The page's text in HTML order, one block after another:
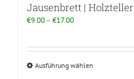
Jausenbrett | Holzteller
€9.00– €17.00
Ausführung wählen